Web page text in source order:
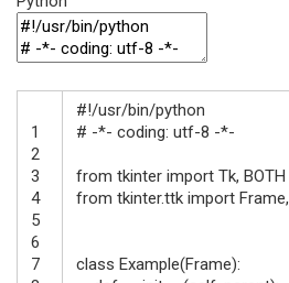
1
2
3
4
5
6
7
#!/usr/bin/python
# -*- coding: utf-8 -*-
from tkinter import Tk, BOTH
from tkinter.ttk import Frame,
class Example(Frame):